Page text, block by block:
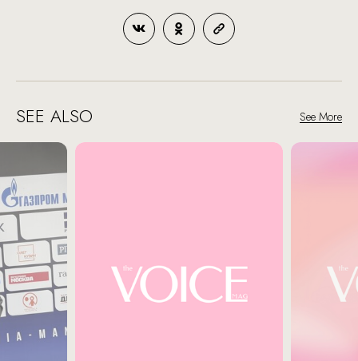
SEE ALSO See More